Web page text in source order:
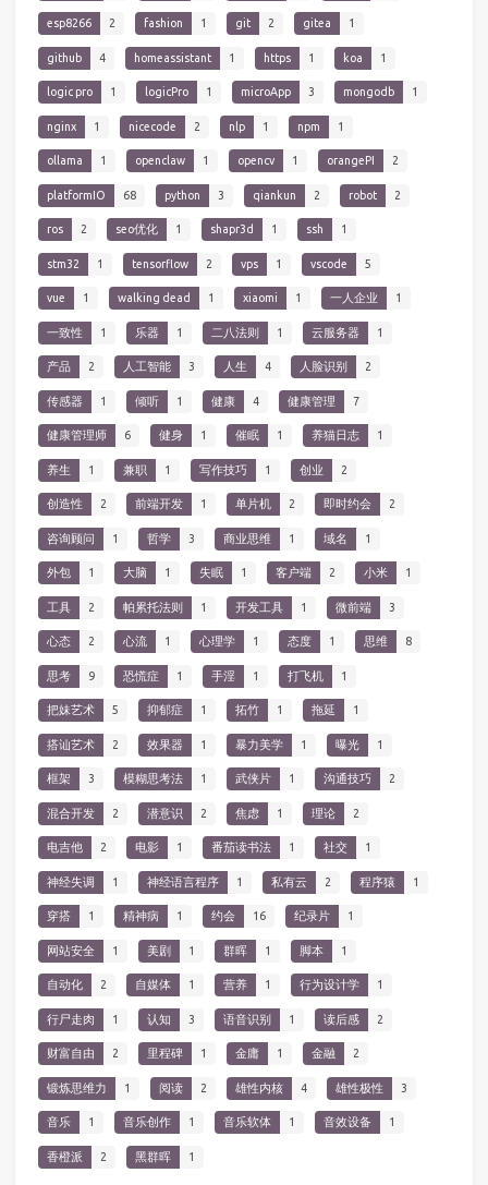
esp8266 2 fashion 1 git 2 gitea 1
github 4 homeassistant 1 https 1 koa 1
logic pro 1 logicPro 1 microApp 3 mongodb 1
nginx 1 nicecode 2 nlp 1 npm 1
ollama 1 openclaw 1 opencv 1 orangePI 2
platformIO 68 python 3 qiankun 2 robot 2
ros 2 seo优化 1 shapr3d 1 ssh 1
stm32 1 tensorflow 2 vps 1 vscode 5
vue 1 walking dead 1 xiaomi 1 一人企业 1
一致性 1 乐器 1 二八法则 1 云服务器 1
产品 2 人工智能 3 人生 4 人脸识别 2
传感器 1 倾听 1 健康 4 健康管理 7
健康管理师 6 健身 1 催眠 1 养猫日志 1
养生 1 兼职 1 写作技巧 1 创业 2
创造性 2 前端开发 1 单片机 2 即时约会 2
咨询顾问 1 哲学 3 商业思维 1 域名 1
外包 1 大脑 1 失眠 1 客户端 2 小米 1
工具 2 帕累托法则 1 开发工具 1 微前端 3
心态 2 心流 1 心理学 1 态度 1 思维 8
思考 9 恐慌症 1 手淫 1 打飞机 1
把妹艺术 5 抑郁症 1 拓竹 1 拖延 1
搭讪艺术 2 效果器 1 暴力美学 1 曝光 1
框架 3 模糊思考法 1 武侠片 1 沟通技巧 2
混合开发 2 潜意识 2 焦虑 1 理论 2
电吉他 2 电影 1 番茄读书法 1 社交 1
神经失调 1 神经语言程序 1 私有云 2 程序猿 1
穿搭 1 精神病 1 约会 16 纪录片 1
网站安全 1 美剧 1 群晖 1 脚本 1
自动化 2 自媒体 1 营养 1 行为设计学 1
行尸走肉 1 认知 3 语音识别 1 读后感 2
财富自由 2 里程碑 1 金庸 1 金融 2
锻炼思维力 1 阅读 2 雄性内核 4 雄性极性 3
音乐 1 音乐创作 1 音乐软体 1 音效设备 1
香橙派 2 黑群晖 1